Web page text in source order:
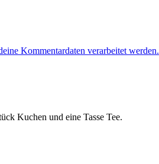
Kommentardaten verarbeitet werden.
Kuchen und eine Tasse Tee.